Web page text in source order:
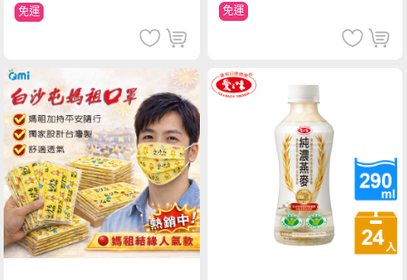
免運 免運